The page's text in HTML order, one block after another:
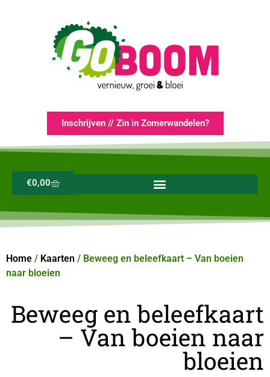
Inschrijven // Zin in Zomerwandelen?
€0,00
Home / Kaarten / Beweeg en beleefkaart – Van boeien
naar bloeien
Beweeg en beleefkaart
– Van boeien naar
bloeien